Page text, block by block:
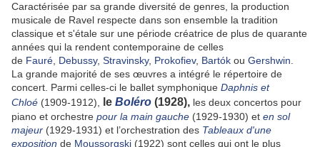
Caractérisée par sa grande diversité de genres, la production
musicale de Ravel respecte dans son ensemble la tradition
classique et s'étale sur une période créatrice de plus de quarante
années qui la rendent contemporaine de celles
de Fauré Debussy, Stravinsky, Prokofiev, Bartók ou Gershwin
La grande majorité de ses œuvres a intégré le répertoire de
concert. Parmi celles-ci le ballet symphonique Daphnis et
Chloé (1909-1912), le Boléro (1928), les deux concertos pour
piano et orchestre pour la main gauche (1929-1930) et en sol
majeur (1929-1931) et l’orchestration des Tableaux d'une
exposition de Moussorgski (1922) sont celles qui ont le plus